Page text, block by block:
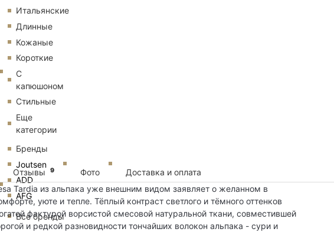
Итальянские
Длинные
Кожаные
Короткие
С
капюшоном
Стильные
Еще
категории
Бренды
Joutsen
ADD
AFG
Все бренды
Отзывы 9 Фото
Доставка и оплата
Tardia из альпака уже внешним видом заявляет о желанном в
уюте и тепле. Тёплый контраст светлого и тёмного оттенков
фактурой ворсистой смесовой натуральной ткани, совместившей
и редкой разновидности тончайших волокон альпака - сури и